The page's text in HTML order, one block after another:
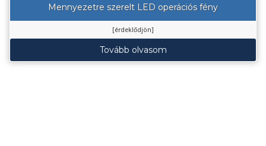
Mennyezetre szerelt LED operációs fény
[érdeklődjön]
Tovább olvasom